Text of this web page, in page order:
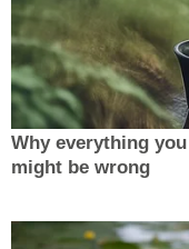
Why everything
might be wrong